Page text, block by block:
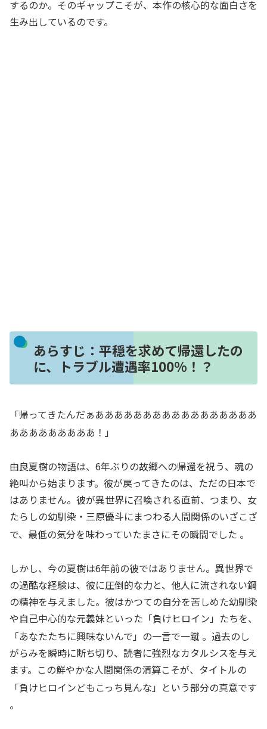
するのか。そのギャップこそが、本作の核心的な面白さを
生み出しているのです。
あらすじ：平穏を求めて帰還したの
に、トラブル遭遇率100%！？
「帰ってきたんだぁあああああああああああああああああ
あああああああああ！」
由良夏樹の物語は、6年ぶりの故郷への帰還を祝う、魂の
絶叫から始まります。彼が戻ってきたのは、ただの日本で
はありません。彼が異世界に召喚される直前、つまり、女
たらしの幼馴染・三原優斗にまつわる人間関係のいざこざ
で、最低の気分を味わっていたまさにその瞬間でした 。
しかし、今の夏樹は6年前の彼ではありません。異世界で
の過酷な経験は、彼に圧倒的な力と、他人に流されない鋼
の精神を与えました。彼はかつての自分を苦しめた幼馴染
や自己中心的な元義妹といった「負けヒロイン」たちを、
「あなたたちに興味ないんで」の一言で一蹴 。過去のし
がらみを瞬時に断ち切り、読者に強烈なカタルシスを与え
ます。この鮮やかな人間関係の清算こそが、タイトルの
「負けヒロインどもこっち見んな」という部分の真意です
。